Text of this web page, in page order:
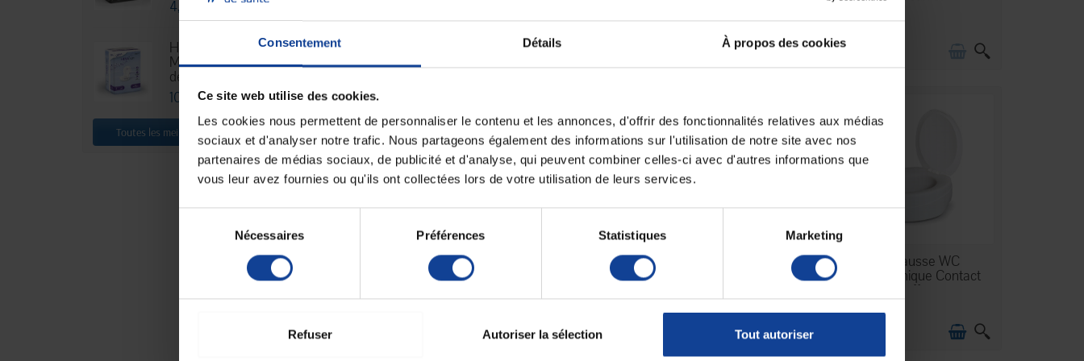
Consentement Détails À propos des cookies
Ce site web utilise des cookies.
Les cookies nous permettent de personnaliser le contenu et les annonces, d'offrir des fonctionnalités relatives aux médias
sociaux et d'analyser notre trafic. Nous partageons également des informations sur l'utilisation de notre site avec nos
partenaires de médias sociaux, de publicité et d'analyse, qui peuvent combiner celles-ci avec d'autres informations que
vous leur avez fournies ou qu'ils ont collectées lors de votre utilisation de leurs services.
consentement
Nécessaires Préférences Statistiques Marketing
Refuser Autoriser la sélection Tout autoriser
4,76 €
HEXA Lady
Maxi - Sachet
de 30
10,88 €
Toutes les meilleures ventes
23,90 € 38,90 € 13,90 €
Barre d'appui - 30 cm -
12,90 €
Rehausse WC confort
42,90 €
Ergonomique Contact
EN STOCK
Réhausse WC
Ergonomique Contact
Plus 11 cm...